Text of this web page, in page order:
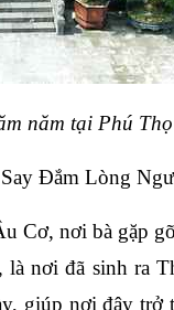
năm tại Phú Thọ
Đắm Lòng
Cơ, nơi bà gặp
nơi đã sinh ra
giúp nơi đây trở